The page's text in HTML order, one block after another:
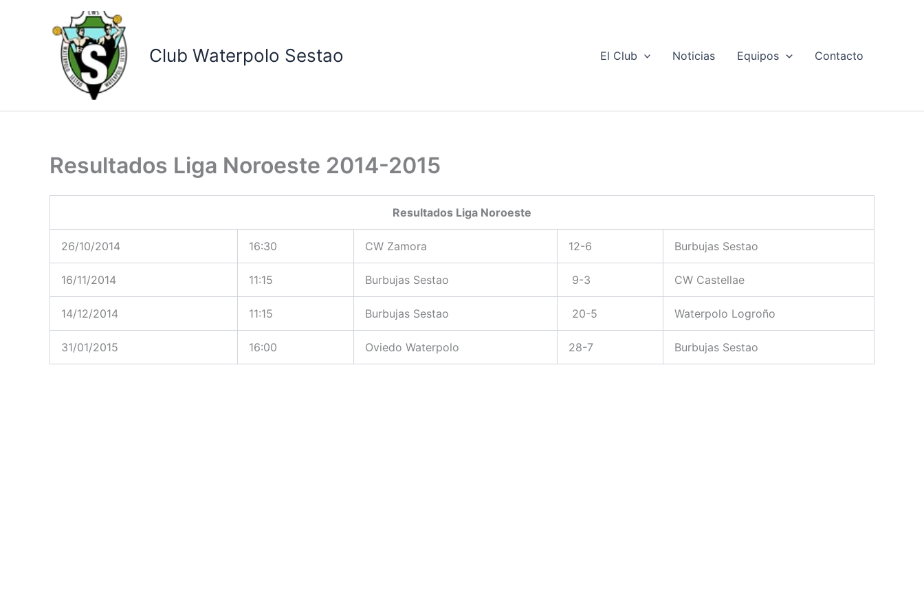
Club Waterpolo Sestao El Club Noticias Equipos Contacto
Resultados Liga Noroeste 2014-2015
Resultados Liga Noroeste
26/10/2014 16:30 CW Zamora 12-6 Burbujas Sestao
16/11/2014 11:15 Burbujas Sestao 9-3 CW Castellae
14/12/2014 11:15 Burbujas Sestao 20-5 Waterpolo Logroño
31/01/2015 16:00 Oviedo Waterpolo 28-7 Burbujas Sestao